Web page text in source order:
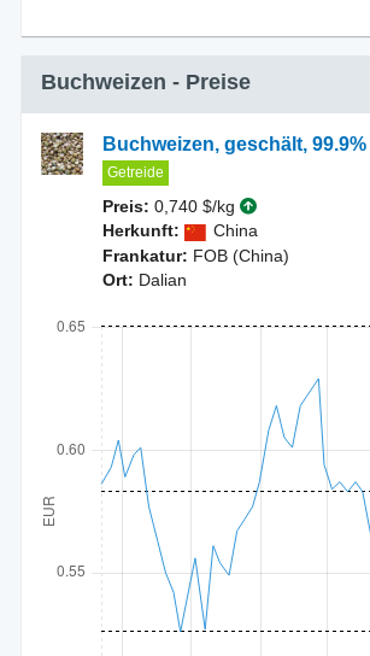
Buchweizen - Preise
Buchweizen, geschält,
Getreide
Preis: 0,740 $/kg
Herkunft:
China
Frankatur: FOB (China)
Ort: Dalian